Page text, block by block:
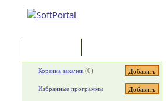
Корзина закачек(0)
Избранные программы